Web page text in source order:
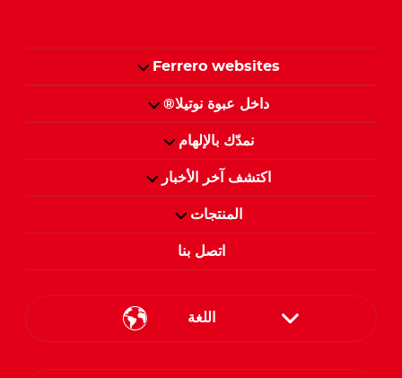
Ferrero websites
داخل عبوة نوتيلا®
نمدّك بالإلهام
اكتشف آخر الأخبار
المنتجات
اتصل بنا
اللغة